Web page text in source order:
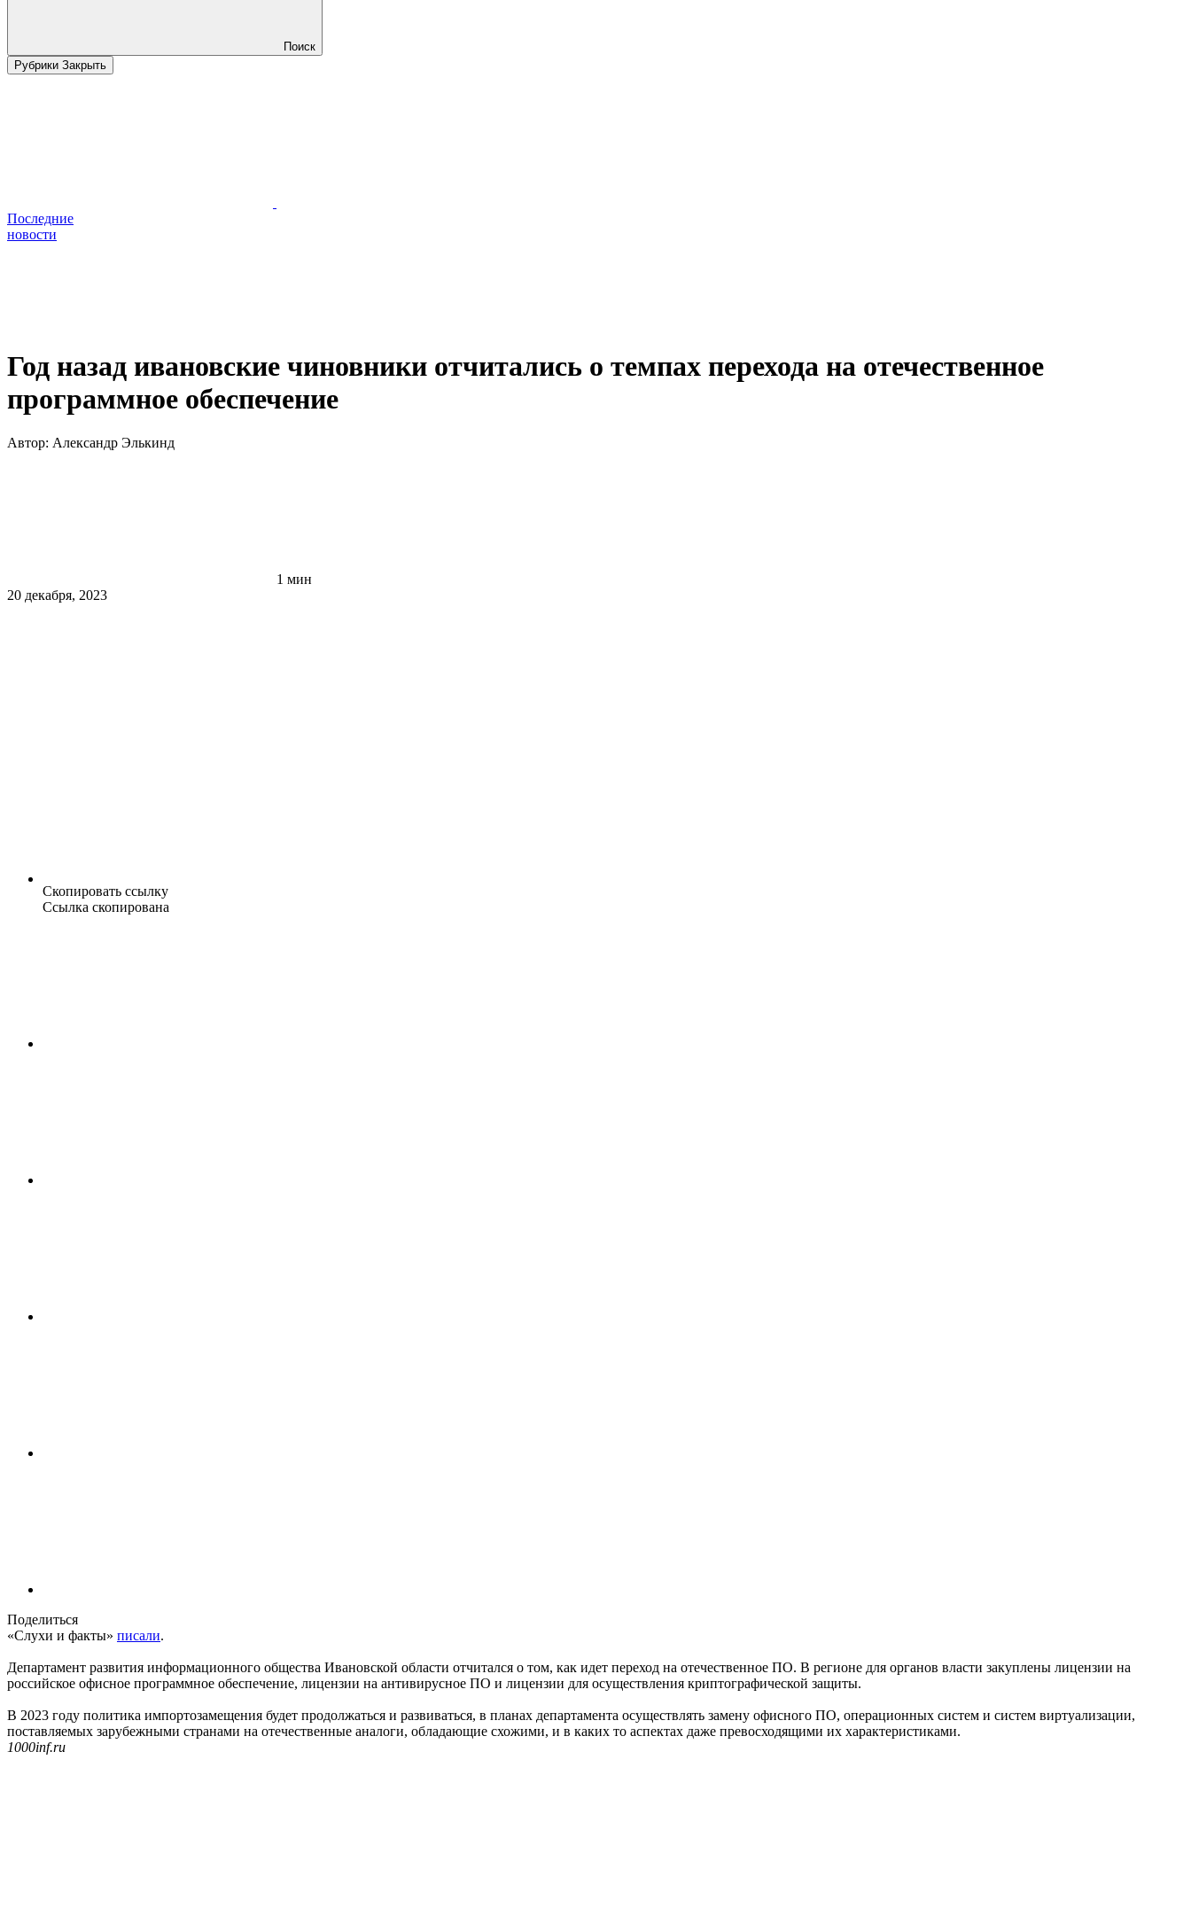
Поиск
Рубрики Закрыть
Последние
новости
Год назад ивановские чиновники отчитались о темпах перехода на отечественное
программное обеспечение
Автор: Александр Элькинд
1 мин
20 декабря, 2023
Скопировать ссылку
Ссылка скопирована
Поделиться
«Слухи и факты» писали.
Департамент развития информационного общества Ивановской области отчитался о том, как идет переход на отечественное ПО. В регионе для органов власти закуплены лицензии на
российское офисное программное обеспечение, лицензии на антивирусное ПО и лицензии для осуществления криптографической защиты.
В 2023 году политика импортозамещения будет продолжаться и развиваться, в планах департамента осуществлять замену офисного ПО, операционных систем и систем виртуализации,
поставляемых зарубежными странами на отечественные аналоги, обладающие схожими, и в каких то аспектах даже превосходящими их характеристиками.
1000inf.ru